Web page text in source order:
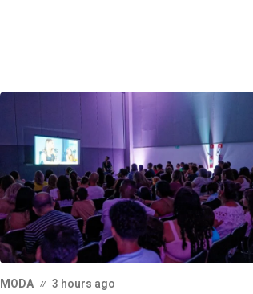
MODA 3 hours ago